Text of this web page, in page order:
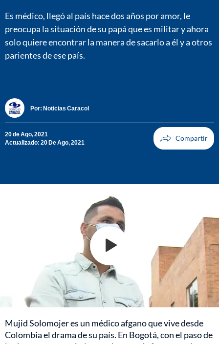
Es médico, llegó al país hace dos años por amor, le
preocupa la situación de su papá que es militar y ahora
solo quiere encontrar la manera de sacarlo a él y a otros
parientes de ese país.
Por: Noticias Caracol
20 de Ago, 2021
Actualizado: 20 De Ago, 2021
Mujid Solomojer es un médico afgano que vive desde
Colombia el drama de su país. En Bogotá, con el paso de